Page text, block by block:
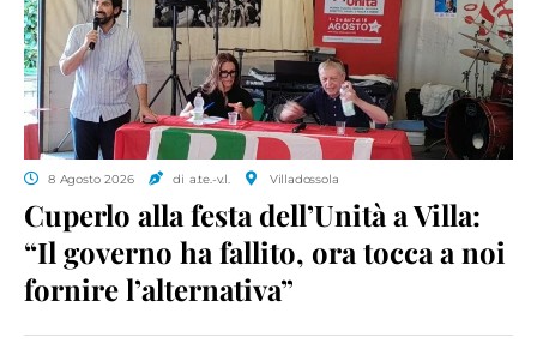
8 Agosto 2026 di a.te.-v.l. Villadossola
Cuperlo alla festa dell’Unità a Villa:
“Il governo ha fallito, ora tocca a noi
fornire l’alternativa”